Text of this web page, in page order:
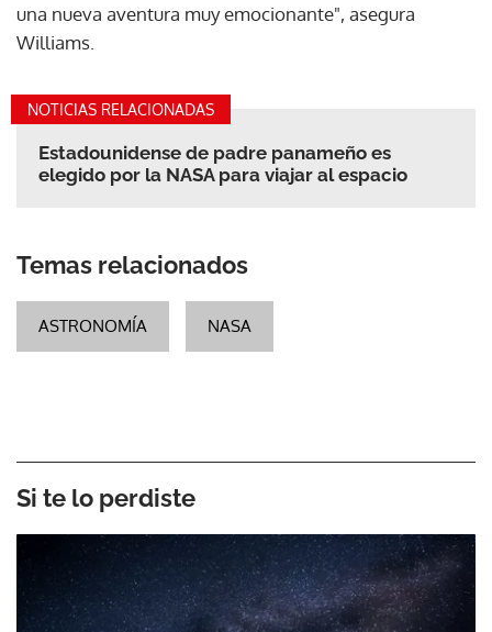
una nueva aventura muy emocionante", asegura
Williams.
NOTICIAS RELACIONADAS
Estadounidense de padre panameño es
elegido por la NASA para viajar al espacio
Temas relacionados
ASTRONOMÍA NASA
Si te lo perdiste